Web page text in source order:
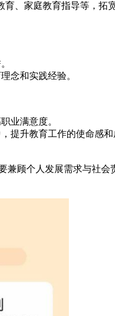
育、家庭教育指导等，拓
念和实践经验。
业满意度。
提升教育工作的使命感和
兼顾个人发展需求与社会